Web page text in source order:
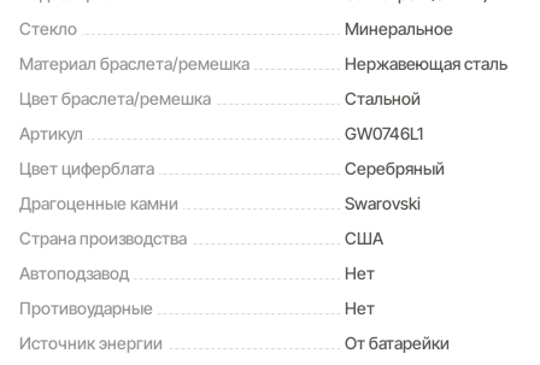
Стекло
Минеральное
Материал браслета/ремешка
Нержавеющая сталь
Цвет браслета/ремешка
Стальной
Артикул
GW0746L1
Цвет циферблата
Серебряный
Драгоценные камни
Swarovski
Страна производства
США
Автоподзавод
Нет
Противоударные
Нет
Источник энергии
От батарейки